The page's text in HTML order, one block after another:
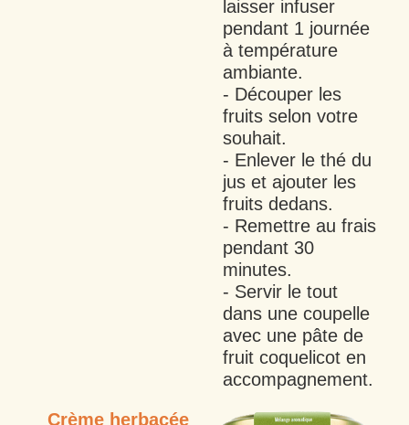
laisser infuser
pendant 1 journée
à température
ambiante.
- Découper les
fruits selon votre
souhait.
- Enlever le thé du
jus et ajouter les
fruits dedans.
- Remettre au frais
pendant 30
minutes.
- Servir le tout
dans une coupelle
avec une pâte de
fruit coquelicot en
accompagnement.
Crème herbacée